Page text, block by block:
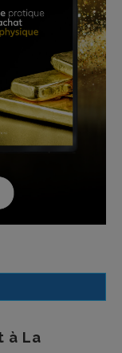
à La